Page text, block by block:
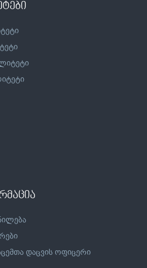
დაცვის ოფიცერი